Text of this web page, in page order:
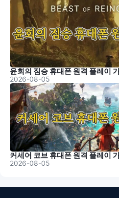
윤회의 짐승 휴대폰 원격 플레이
2026-08-05
커세어 코브 휴대폰 원격 플레이
2026-08-05